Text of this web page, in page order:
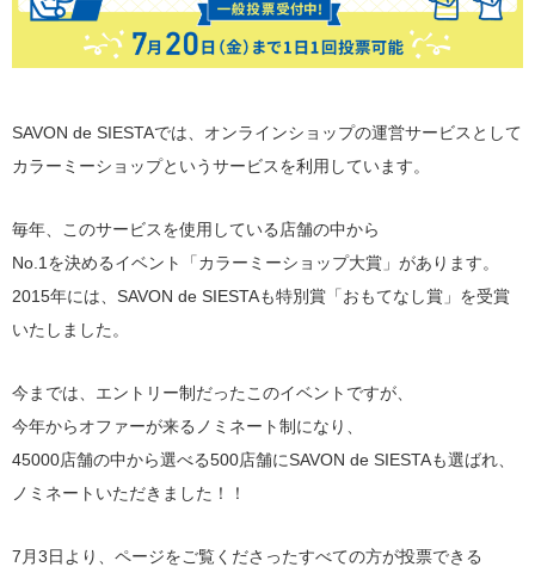
SAVON de SIESTAでは、オンラインショップの運営サービスとして
カラーミーショップというサービスを利用しています。
毎年、このサービスを使用している店舗の中から
No.1を決めるイベント「カラーミーショップ大賞」があります。
2015年には、SAVON de SIESTAも特別賞「おもてなし賞」を受賞
いたしました。
今までは、エントリー制だったこのイベントですが、
今年からオファーが来るノミネート制になり、
45000店舗の中から選べる500店舗にSAVON de SIESTAも選ばれ、
ノミネートいただきました！！
7月3日より、ページをご覧くださったすべての方が投票できる